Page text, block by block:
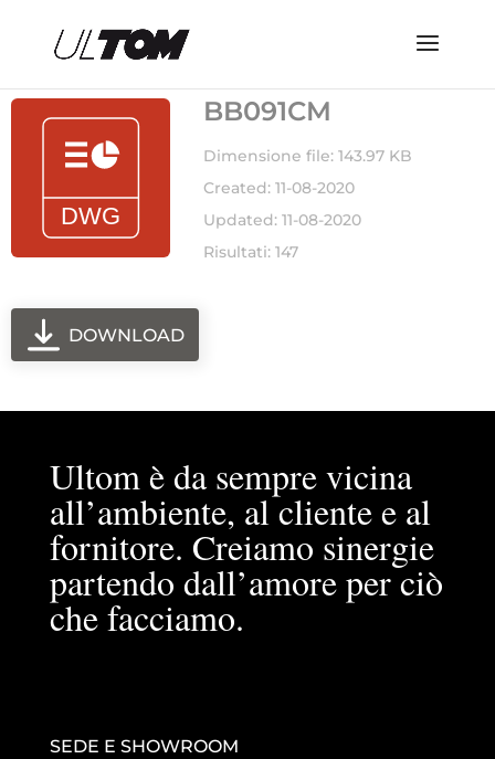
BB091CM
Dimensione file: 143.97 KB
Created: 11-08-2020
Updated: 11-08-2020
Risultati: 147
DOWNLOAD
Ultom è da sempre vicina
all’ambiente, al cliente e al
fornitore. Creiamo sinergie
partendo dall’amore per ciò
che facciamo.
SEDE E SHOWROOM